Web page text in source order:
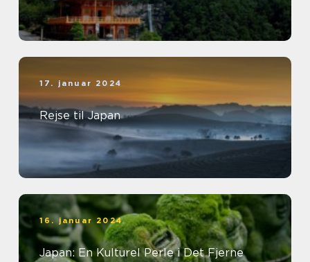
17. januar 2024
Rejse til Japan
16. januar 2024
Japan: En Kulturel Perle i Det Fjerne